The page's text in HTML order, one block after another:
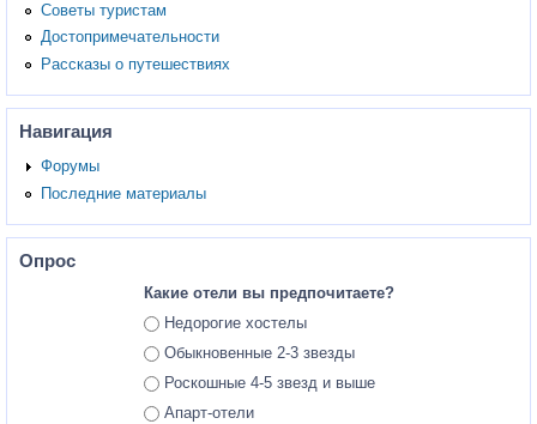
Советы туристам
Достопримечательности
Рассказы о путешествиях
Навигация
Форумы
Последние материалы
Опрос
Какие отели вы предпочитаете?
Ответы
Недорогие хостелы
Обыкновенные 2-3 звезды
Роскошные 4-5 звезд и выше
Апарт-отели